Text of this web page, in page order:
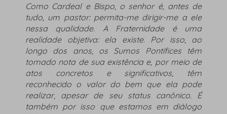
Como Cardeal e Bispo, o senhor é, antes de
tudo, um pastor: permita-me dirigir-me a ele
nessa qualidade. A Fraternidade é uma
realidade objetiva: ela existe. Por isso, ao
longo dos anos, os Sumos Pontífices têm
tomado nota de sua existência e, por meio de
atos concretos e significativos, têm
reconhecido o valor do bem que ela pode
realizar, apesar de seu status canônico. É
também por isso que estamos em diálogo